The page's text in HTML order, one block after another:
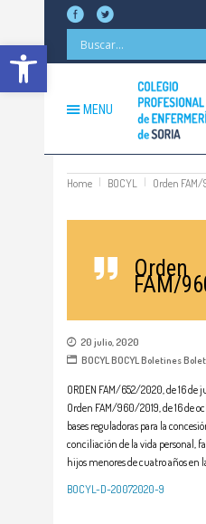
Abrir barra de herramientas
MENU
Home BOCYL Orden
Orden
FAM/
20 julio, 2020
BOCYLBOCYLBoletines
ORDEN FAM/652/2020, de 16 de
Orden FAM/960/2019, de 16 de
bases reguladoras para la
conciliación de la vida personal,
hijos menores de cuatro años en
BOCYL-D-20072020-9